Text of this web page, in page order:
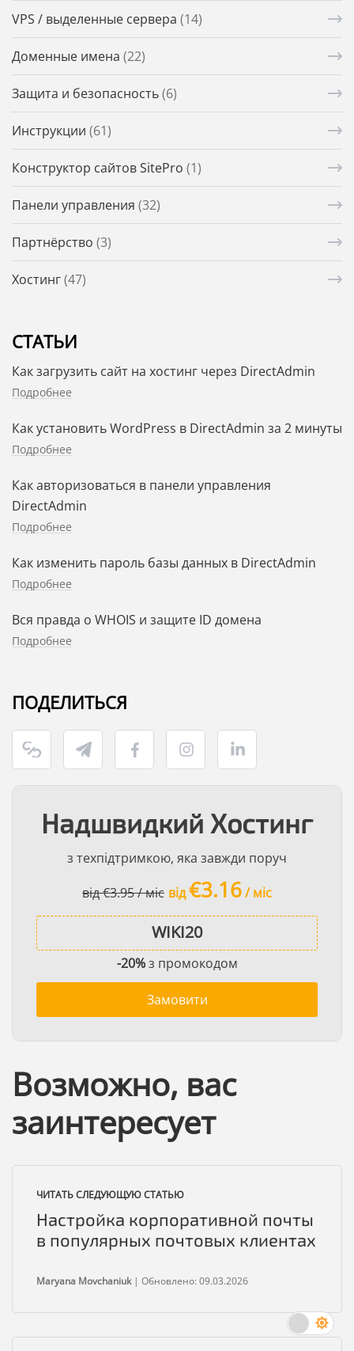
VPS / выделенные сервера (14)
Доменные имена (22)
Защита и безопасность(6)
Инструкции (61)
Конструктор сайтов SitePro (1)
Панели управления (32)
Партнёрство (3)
Хостинг(47)
СТАТЬИ
Как загрузить сайт на хостинг через DirectAdmin
Подробнее
Как установить WordPress в DirectAdmin за 2 минуты
Подробнее
Как авторизоваться в панели управления
DirectAdmin
Подробнее
Как изменить пароль базы данных в DirectAdmin
Подробнее
Вся правда о WHOIS и защите ID домена
Подробнее
ПОДЕЛИТЬСЯ
Надшвидкий Хостинг
з техпідтримкою, яка завжди поруч
від €3.95 / міс від€3.16/ міс
-20%з промокодом
Замовити
Возможно, вас
заинтересует
ЧИТАТЬ СЛЕДУЮЩУЮ СТАТЬЮ
Настройка корпоративной почты
в популярных почтовых клиентах
Maryana Movchaniuk| Обновлено: 09.03.2026